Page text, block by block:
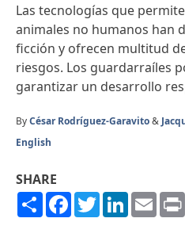
Las tecnologías que
animales no humanos han
ficción y ofrecen multitud
riesgos. Los guardarraíles
garantizar un desarrollo
ByCésar Rodríguez-Garavito&
English
SHARE
ShareFacebook
TwitterLinkedIn
Email